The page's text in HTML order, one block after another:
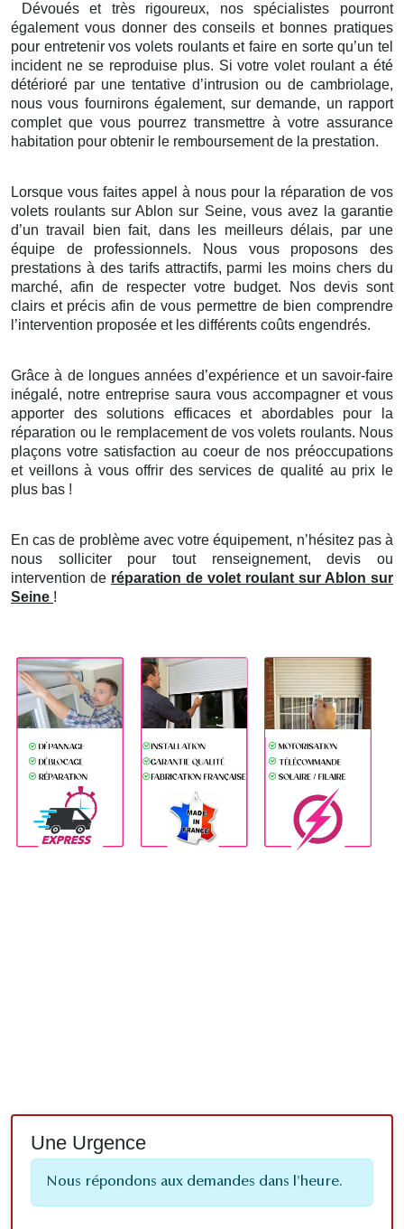
Dévoués et très rigoureux, nos spécialistes pourront
également vous donner des conseils et bonnes pratiques
pour entretenir vos volets roulants et faire en sorte qu’un tel
incident ne se reproduise plus. Si votre volet roulant a été
détérioré par une tentative d’intrusion ou de cambriolage,
nous vous fournirons également, sur demande, un rapport
complet que vous pourrez transmettre à votre assurance
habitation pour obtenir le remboursement de la prestation.
Lorsque vous faites appel à nous pour la réparation de vos
volets roulants sur Ablon sur Seine, vous avez la garantie
d’un travail bien fait, dans les meilleurs délais, par une
équipe de professionnels. Nous vous proposons des
prestations à des tarifs attractifs, parmi les moins chers du
marché, afin de respecter votre budget. Nos devis sont
clairs et précis afin de vous permettre de bien comprendre
l’intervention proposée et les différents coûts engendrés.
Grâce à de longues années d’expérience et un savoir-faire
inégalé, notre entreprise saura vous accompagner et vous
apporter des solutions efficaces et abordables pour la
réparation ou le remplacement de vos volets roulants. Nous
plaçons votre satisfaction au coeur de nos préoccupations
et veillons à vous offrir des services de qualité au prix le
plus bas !
En cas de problème avec votre équipement, n’hésitez pas à
nous solliciter pour tout renseignement, devis ou
intervention de réparation de volet roulant sur Ablon sur
Seine !
Une Urgence
Nous répondons aux demandes dans l'heure.